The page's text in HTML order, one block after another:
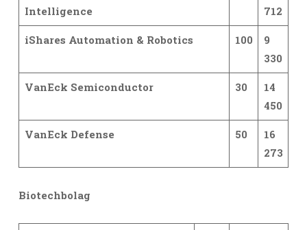
Intelligence
712
iShares Automation & Robotics 100
9
330
VanEck Semiconductor 30
14
450
VanEck Defense 50
16
273
Biotechbolag